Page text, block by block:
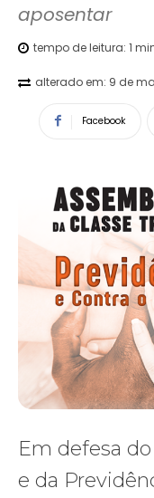
aposentar
tempo de leitura: 1
alterado em: 9 de
Facebook
Em defesa
e da